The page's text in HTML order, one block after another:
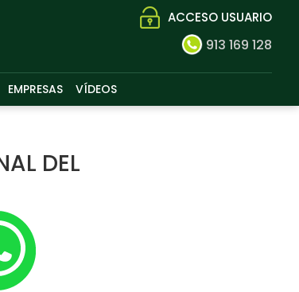
ACCESO USUARIO
913 169 128
EMPRESAS VÍDEOS
DEL